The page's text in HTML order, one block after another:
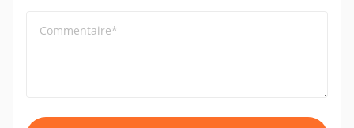
Commentaire*